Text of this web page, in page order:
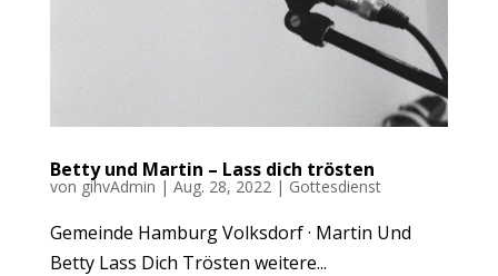
Betty und Martin – Lass dich trösten
von gihvAdmin | Aug. 28, 2022| Gottesdienst
Gemeinde Hamburg Volksdorf · Martin Und
Betty Lass Dich Trösten weitere...